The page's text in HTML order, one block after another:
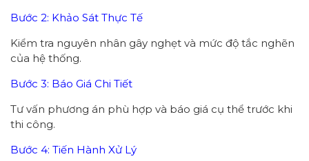
Bước 2: Khảo Sát Thực Tế
Kiểm tra nguyên nhân gây nghẹt và mức độ tắc nghẽn
của hệ thống.
Bước 3: Báo Giá Chi Tiết
Tư vấn phương án phù hợp và báo giá cụ thể trước khi
thi công.
Bước 4: Tiến Hành Xử Lý